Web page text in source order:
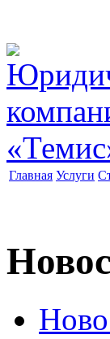
Главная Услуги